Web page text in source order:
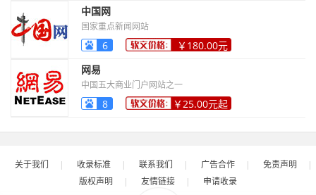
中国网
国家重点新闻网站
6
￥180.00元
网易
中国五大商业门户网站之一
8 ￥25.00元起
关于我们 | 收录标准 | 联系我们 | 广告合作 | 免责声明
|
版权声明
| 友情链接 | 申请收录